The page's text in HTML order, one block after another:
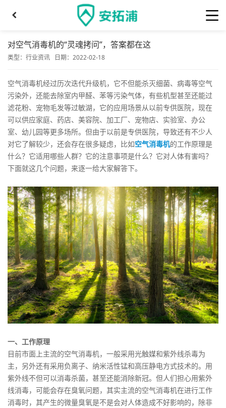
对空气消毒机的“灵魂拷问”，答案都在这
类型： 行业资讯 日期：2022-02-18
空气消毒机经过历次迭代升级机，它不但能杀灭细菌、病毒等空气
污染外，还能去除室内甲醛、苯等污染气体，有些机型甚至还能过
滤花粉、宠物毛发等过敏湖，它的应用场景从以前专供医院，现在
可以供应家庭、药店、美容院、加工厂、宠物店、实验室、办公
室、幼儿园等更多场所。但由于以前是专供医院，导致还有不少人
对它了解较少，还会存在很多疑虑，比如空气消毒机的工作原理是
什么？它适用哪些人群？它的注意事项是什么？它对人体有害吗？
下面就这几个问题，来逐一给大家解答下。
一、工作原理
目前市面上主流的空气消毒机，一般采用光触媒和紫外线杀毒为
主，另外还有采用负离子、纳米活性锰和高压静电方式技术的。用
紫外线不但可以消毒杀菌，甚至还能消除新冠。但人们担心用紫外
线消毒，可能会存在臭氧问题，其实主流的空气消毒机在进行工作
消毒时，其产生的微量臭氧是不是会对人体造成不好影响的，除非